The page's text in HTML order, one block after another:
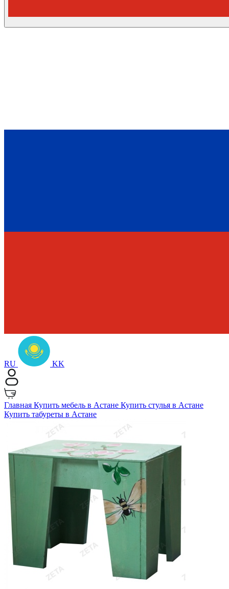
RU KK
Главная Купить мебель в Астане Купить стулья в Астане
Купить табуреты в Астане